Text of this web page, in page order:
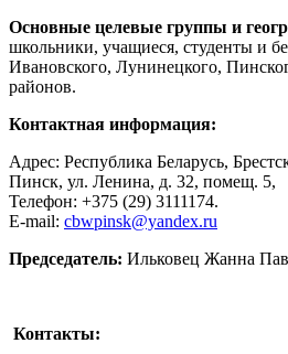
Основные целевые группы и
школьники, учащиеся, студенты и
Ивановского, Лунинецкого,
районов.
Контактная информация:
Адрес: Республика Беларусь,
Пинск, ул. Ленина, д. 32, помещ. 5,
Телефон: +375 (29) 3111174.
E-mail: cbwpinsk@yandex.ru
Председатель: Ильковец Жанна
Контакты: